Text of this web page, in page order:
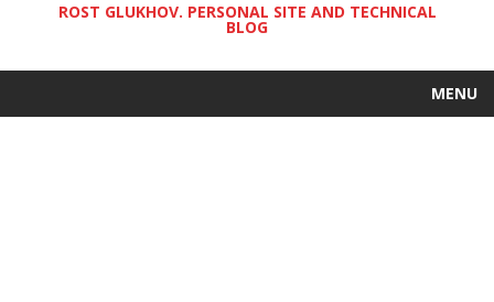
ROST GLUKHOV. PERSONAL SITE AND TECHNICAL
BLOG
MENU